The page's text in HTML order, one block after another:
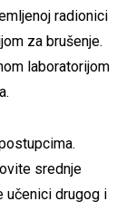
radionici
za brušenje.
laboratorijom
srednje
učenici drugog i